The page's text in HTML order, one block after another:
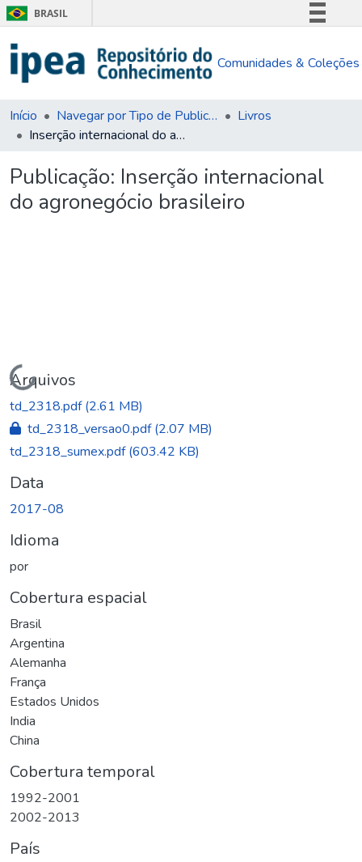
BRASIL
Comunica BR
Acesso à informação
Comunidades & Coleções
Início Navegar por Tipo de Publicação
Livros
Inserção internacional do agronegócio brasileiro
Publicação: Inserção internacional
do agronegócio brasileiro
Carregando...
Arquivos
td_2318.pdf(2.61 MB)
td_2318_versao0.pdf(2.07 MB)
td_2318_sumex.pdf(603.42 KB)
Data
2017-08
Idioma
por
Cobertura espacial
Brasil
Argentina
Alemanha
França
Estados Unidos
India
China
Cobertura temporal
1992-2001
2002-2013
País